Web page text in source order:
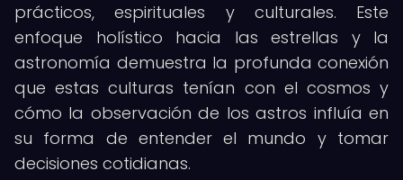
prácticos, espirituales y culturales. Este
enfoque holístico hacia las estrellas y la
astronomía demuestra la profunda conexión
que estas culturas tenían con el cosmos y
cómo la observación de los astros influía en
su forma de entender el mundo y tomar
decisiones cotidianas.